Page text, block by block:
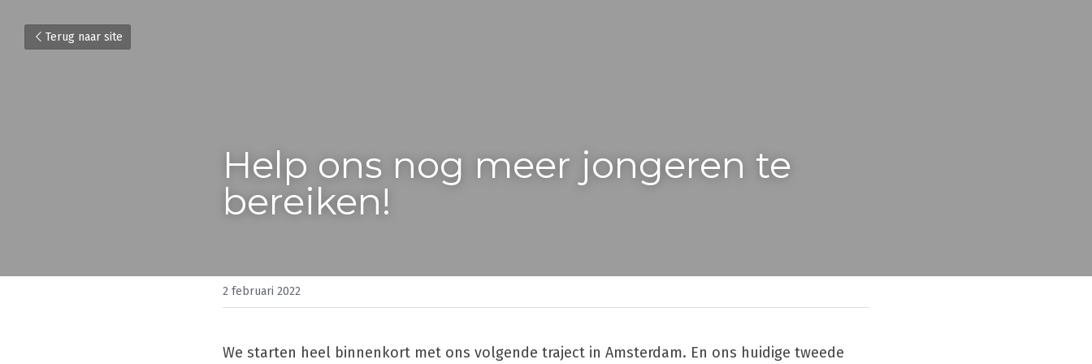
Terug naar site
Help ons nog meer jongeren te
bereiken!
2 februari 2022
We starten heel binnenkort met ons volgende traject in Amsterdam. En ons huidige tweede